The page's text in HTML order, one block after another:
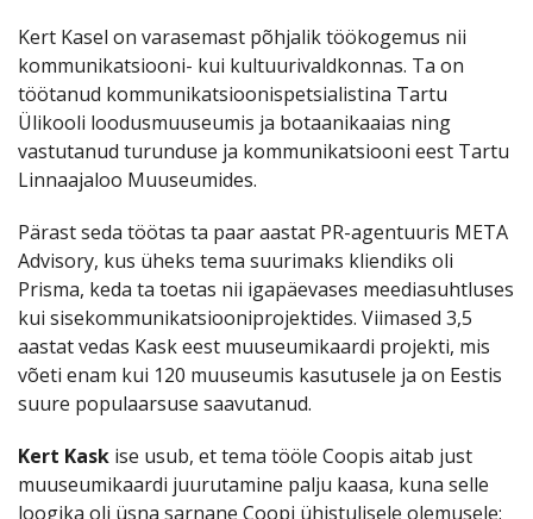
Kert Kasel on varasemast põhjalik töökogemus nii
kommunikatsiooni- kui kultuurivaldkonnas. Ta on
töötanud kommunikatsioonispetsialistina Tartu
Ülikooli loodusmuuseumis ja botaanikaaias ning
vastutanud turunduse ja kommunikatsiooni eest Tartu
Linnaajaloo Muuseumides.
Pärast seda töötas ta paar aastat PR-agentuuris META
Advisory, kus üheks tema suurimaks kliendiks oli
Prisma, keda ta toetas nii igapäevases meediasuhtluses
kui sisekommunikatsiooniprojektides. Viimased 3,5
aastat vedas Kask eest muuseumikaardi projekti, mis
võeti enam kui 120 muuseumis kasutusele ja on Eestis
suure populaarsuse saavutanud.
Kert Kask ise usub, et tema tööle Coopis aitab just
muuseumikaardi juurutamine palju kaasa, kuna selle
loogika oli üsna sarnane Coopi ühistulisele olemusele: